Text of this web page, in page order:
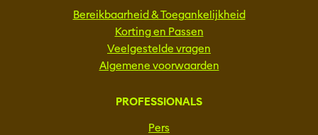
Bereikbaarheid & Toegankelijkheid
Korting en Passen
Veelgestelde vragen
Algemene voorwaarden
PROFESSIONALS
Pers